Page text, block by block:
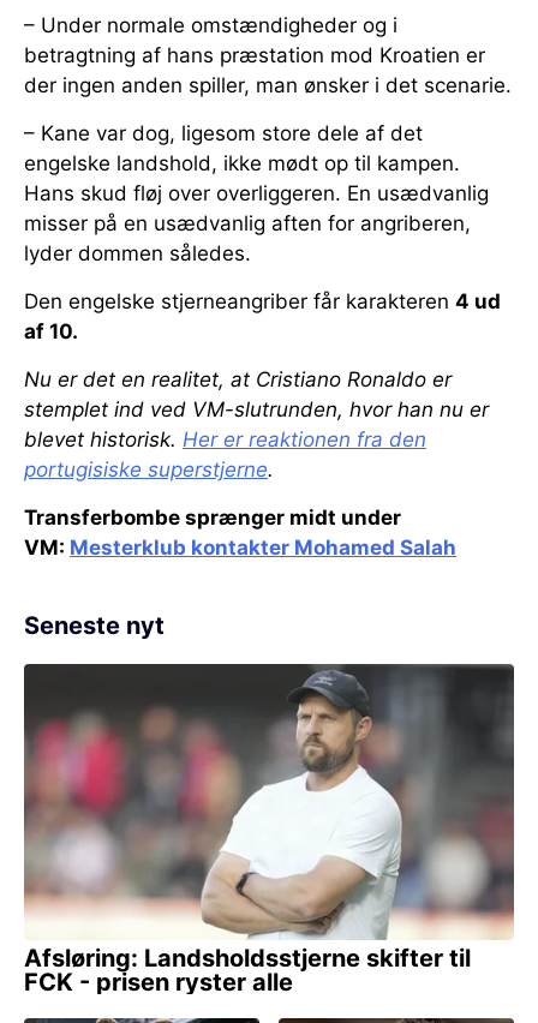
– Under normale omstændigheder og i
betragtning af hans præstation mod Kroatien er
der ingen anden spiller, man ønsker i det scenarie.
– Kane var dog, ligesom store dele af det
engelske landshold, ikke mødt op til kampen.
Hans skud fløj over overliggeren. En usædvanlig
misser på en usædvanlig aften for angriberen,
lyder dommen således.
Den engelske stjerneangriber får karakteren 4 ud
af 10.
Nu er det en realitet, at Cristiano Ronaldo er
stemplet ind ved VM-slutrunden, hvor han nu er
blevet historisk. Her er reaktionen fra den
portugisiske superstjerne.
Transferbombe sprænger midt under
VM: Mesterklub kontakter Mohamed Salah
Seneste nyt